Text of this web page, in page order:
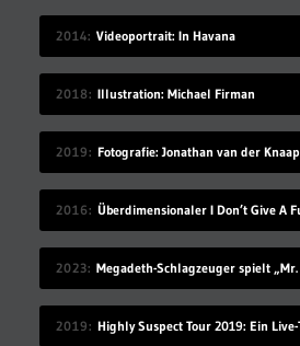
2014 Videoportrait: In Havana
2018 Illustration: Michael Firman
2019 Fotografie: Jonathan van der Knaap
2016
2023
2019